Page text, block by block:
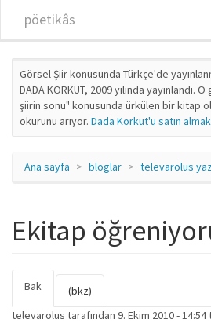
pöetikâs
Görsel Şiir konusunda Türkçe'de
DADA KORKUT, 2009 yılında yayınlandı.
şiirin sonu" konusunda ürkülen bir kitap
okurunu arıyor. Dada Korkut'u satın almak
Ana sayfa bloglar televarolus
Ekitap
Birincil sekmeler
Bak
sekme)
(bkz)
televarolus tarafından 9. Ekim 2010 -